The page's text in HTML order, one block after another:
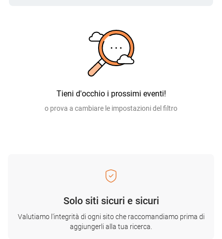
Tieni d'occhio i prossimi eventi!
o prova a cambiare le impostazioni del filtro
Solo siti sicuri e sicuri
Valutiamo l'integrità di ogni sito che raccomandiamo prima di
aggiungerli alla tua ricerca.